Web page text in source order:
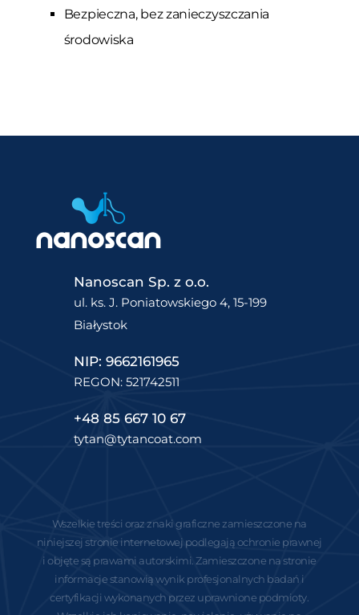
Bezpieczna, bez zanieczyszczania
środowiska
Nanoscan Sp. z o.o.
ul. ks. J. Poniatowskiego 4, 15-199
Białystok
NIP: 9662161965
REGON: 521742511
+48 85 667 10 67
tytan@tytancoat.com
Wszelkie treści oraz znaki graficzne zamieszczone na
niniejszej stronie internetowej podlegają ochronie prawnej
i objęte są prawami autorskimi. Zamieszczone na stronie
informacje stanowią wynik profesjonalnych badań i
certyfikacji wykonanych przez uprawnione podmioty.